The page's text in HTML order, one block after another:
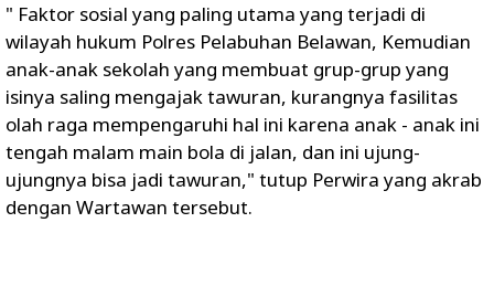
" Faktor sosial yang paling utama yang terjadi di
wilayah hukum Polres Pelabuhan Belawan, Kemudian
anak-anak sekolah yang membuat grup-grup yang
isinya saling mengajak tawuran, kurangnya fasilitas
olah raga mempengaruhi hal ini karena anak - anak ini
tengah malam main bola di jalan, dan ini ujung-
ujungnya bisa jadi tawuran," tutup Perwira yang akrab
dengan Wartawan tersebut.